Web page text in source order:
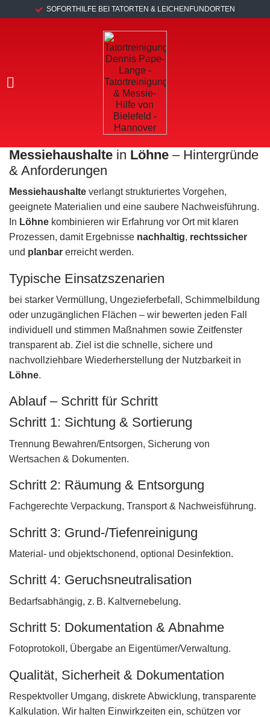
SOFORTHILFE BEI TATORTEN & LEICHENFUNDORTEN
Messiehaushalte in Löhne – Hintergründe
& Anforderungen
Messiehaushalte verlangt strukturiertes Vorgehen,
geeignete Materialien und eine saubere Nachweisführung.
In Löhne kombinieren wir Erfahrung vor Ort mit klaren
Prozessen, damit Ergebnisse nachhaltig, rechtssicher
und planbar erreicht werden.
Typische Einsatzszenarien
bei starker Vermüllung, Ungezieferbefall, Schimmelbildung
oder unzugänglichen Flächen – wir bewerten jeden Fall
individuell und stimmen Maßnahmen sowie Zeitfenster
transparent ab. Ziel ist die schnelle, sichere und
nachvollziehbare Wiederherstellung der Nutzbarkeit in
Löhne.
Ablauf – Schritt für Schritt
Schritt 1: Sichtung & Sortierung
Trennung Bewahren/Entsorgen, Sicherung von
Wertsachen & Dokumenten.
Schritt 2: Räumung & Entsorgung
Fachgerechte Verpackung, Transport & Nachweisführung.
Schritt 3: Grund-/Tiefenreinigung
Material- und objektschonend, optional Desinfektion.
Schritt 4: Geruchsneutralisation
Bedarfsabhängig, z. B. Kaltvernebelung.
Schritt 5: Dokumentation & Abnahme
Fotoprotokoll, Übergabe an Eigentümer/Verwaltung.
Qualität, Sicherheit & Dokumentation
Respektvoller Umgang, diskrete Abwicklung, transparente
Kalkulation. Wir halten Einwirkzeiten ein, schützen vor